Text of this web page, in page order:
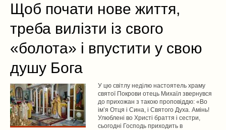
Щоб почати нове життя,
треба вилізти із свого
«болота» і впустити у свою
душу Бога
У цю світлу неділю настоятель храму
святої Покрови отець Михаїл звернувся
до прихожан з такою проповіддю: «Во
ім’я Отця і Сина, і Святого Духа. Амінь!
Улюблені во Христі браття і сестри,
сьогодні Господь приходить в